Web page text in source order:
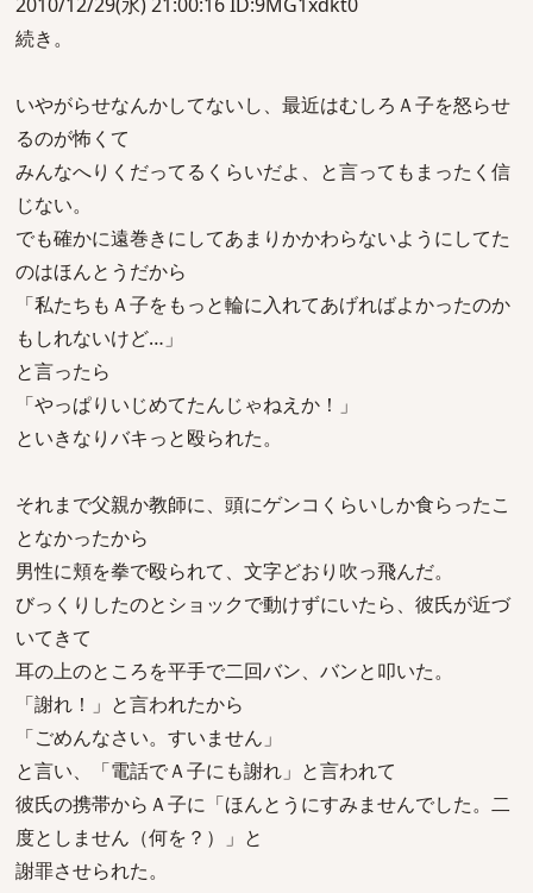
続き。
いやがらせなんかしてないし、最近はむしろＡ子を怒らせ
るのが怖くて
みんなへりくだってるくらいだよ、と言ってもまったく信
じない。
でも確かに遠巻きにしてあまりかかわらないようにしてた
のはほんとうだから
「私たちもＡ子をもっと輪に入れてあげればよかったのか
もしれないけど…」
と言ったら
「やっぱりいじめてたんじゃねえか！」
といきなりバキっと殴られた。
それまで父親か教師に、頭にゲンコくらいしか食らったこ
となかったから
男性に頬を拳で殴られて、文字どおり吹っ飛んだ。
びっくりしたのとショックで動けずにいたら、彼氏が近づ
いてきて
耳の上のところを平手で二回バン、バンと叩いた。
「謝れ！」と言われたから
「ごめんなさい。すいません」
と言い、「電話でＡ子にも謝れ」と言われて
彼氏の携帯からＡ子に「ほんとうにすみませんでした。二
度としません（何を？）」と
謝罪させられた。